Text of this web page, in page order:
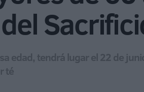
edad, tendrá lugar el 22 de
té